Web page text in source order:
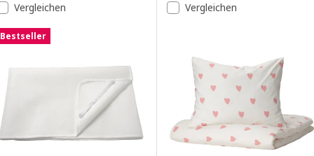
Vergleichen
Bestseller
Vergleichen